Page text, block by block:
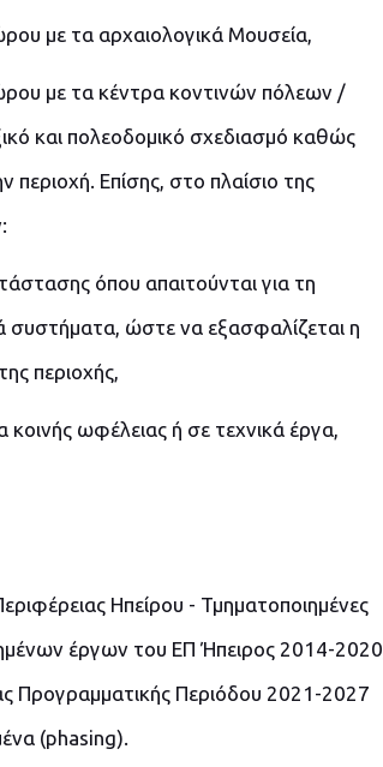
με τα αρχαιολογικά Μουσεία,
με τα κέντρα κοντινών πόλεων /
και πολεοδομικό σχεδιασμό καθώς
Επίσης, στο πλαίσιο της
όπου απαιτούνται για τη
ώστε να εξασφαλίζεται η
περιοχής,
κοινής ωφέλειας ή σε τεχνικά έργα,
Ηπείρου - Τμηματοποιημένες
έργων του ΕΠ Ήπειρος 2014-2020,
Προγραμματικής Περιόδου 2021-2027
(phasing).